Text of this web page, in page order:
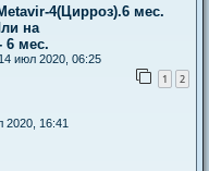
4(Цирроз).6 мес.
на
6 мес.
14 июл 2020, 06:25
1 2
2020, 16:41